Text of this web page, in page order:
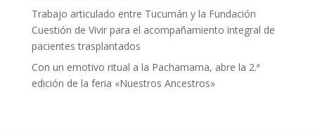
Trabajo articulado entre Tucumán y la Fundación
Cuestión de Vivir para el acompañamiento integral de
pacientes trasplantados
Con un emotivo ritual a la Pachamama, abre la 2.ª
edición de la feria «Nuestros Ancestros»